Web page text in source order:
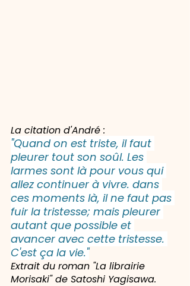
La citation d'André :
"Quand on est triste, il faut
pleurer tout son soûl. Les
larmes sont là pour vous qui
allez continuer à vivre. dans
ces moments là, il ne faut pas
fuir la tristesse; mais pleurer
autant que possible et
avancer avec cette tristesse.
C'est ça la vie."
Extrait du roman "La librairie
Morisaki" de Satoshi Yagisawa.